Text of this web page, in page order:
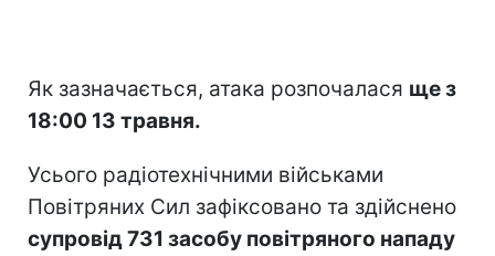
Як зазначається, атака розпочалася ще з
18:00 13 травня.
Усього радіотехнічними військами
Повітряних Сил зафіксовано та здійснено
супровід 731 засобу повітряного нападу